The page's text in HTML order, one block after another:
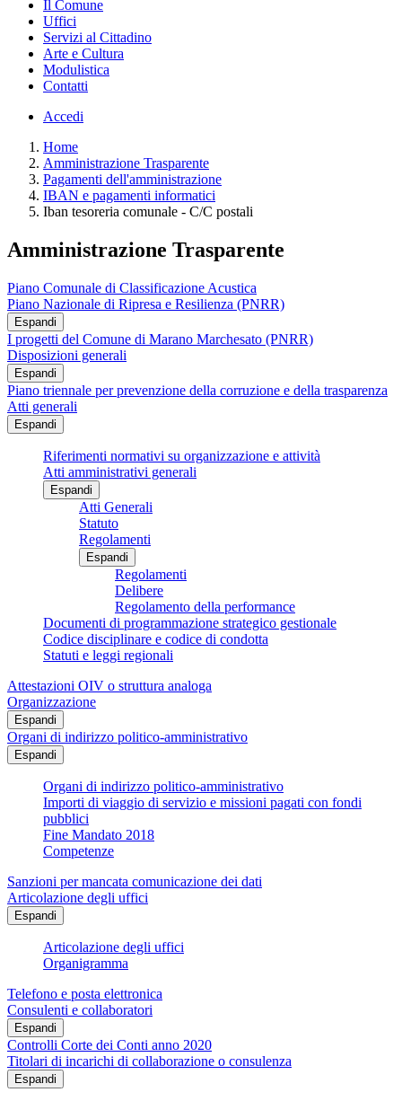
Il Comune
Uffici
Servizi al Cittadino
Arte e Cultura
Modulistica
Contatti
Accedi
Home
Amministrazione Trasparente
Pagamenti dell'amministrazione
IBAN e pagamenti informatici
Iban tesoreria comunale - C/C postali
Amministrazione Trasparente
Piano Comunale di Classificazione Acustica
Piano Nazionale di Ripresa e Resilienza (PNRR)
Espandi
I progetti del Comune di Marano Marchesato (PNRR)
Disposizioni generali
Espandi
Piano triennale per prevenzione della corruzione e della trasparenza
Atti generali
Espandi
Riferimenti normativi su organizzazione e attività
Atti amministrativi generali
Espandi
Atti Generali
Statuto
Regolamenti
Espandi
Regolamenti
Delibere
Regolamento della performance
Documenti di programmazione strategico gestionale
Codice disciplinare e codice di condotta
Statuti e leggi regionali
Attestazioni OIV o struttura analoga
Organizzazione
Espandi
Organi di indirizzo politico-amministrativo
Espandi
Organi di indirizzo politico-amministrativo
Importi di viaggio di servizio e missioni pagati con fondi
pubblici
Fine Mandato 2018
Competenze
Sanzioni per mancata comunicazione dei dati
Articolazione degli uffici
Espandi
Articolazione degli uffici
Organigramma
Telefono e posta elettronica
Consulenti e collaboratori
Espandi
Controlli Corte dei Conti anno 2020
Titolari di incarichi di collaborazione o consulenza
Espandi